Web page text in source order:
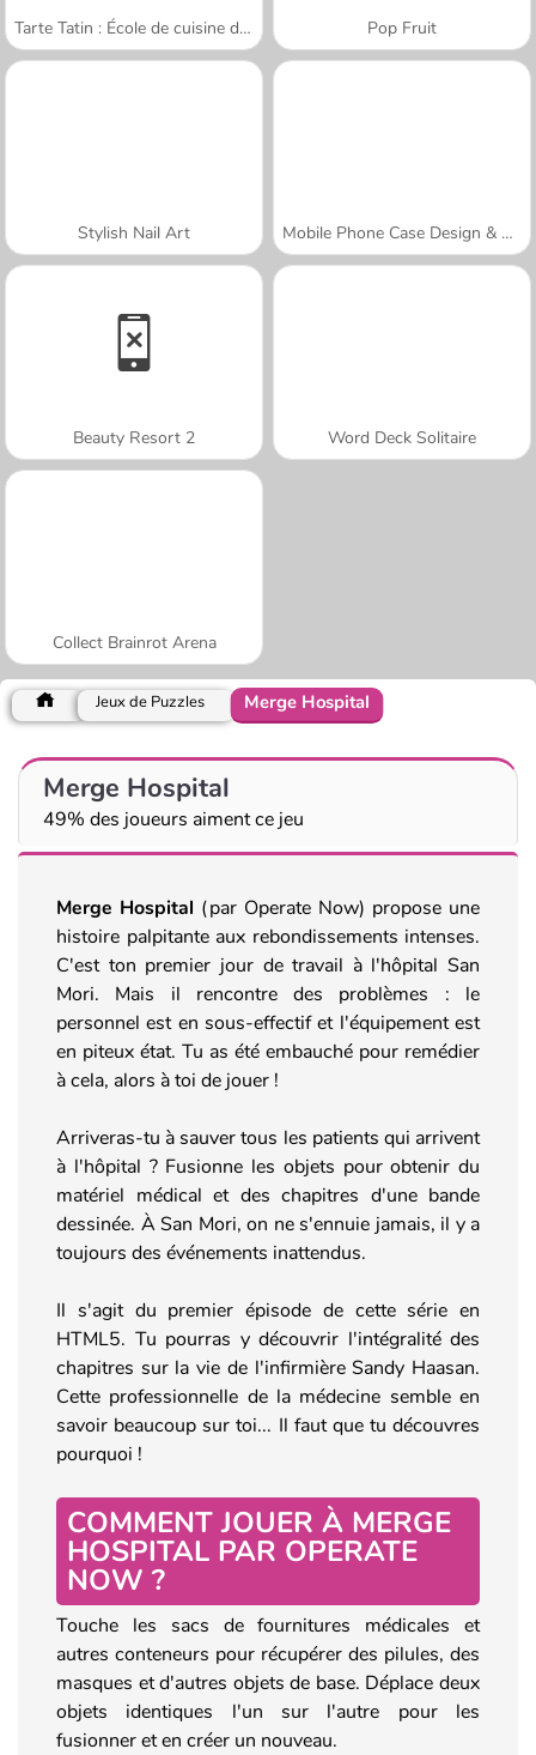
Tarte Tatin : École de cuisine de Sara Pop Fruit
Stylish Nail Art Mobile Phone Case Design & DIY
Beauty Resort 2 Word Deck Solitaire
Collect Brainrot Arena
Jeux de Puzzles Merge Hospital
Merge Hospital
49% des joueurs aiment ce jeu
Merge Hospital (par Operate Now) propose une
histoire palpitante aux rebondissements intenses.
C'est ton premier jour de travail à l'hôpital San
Mori. Mais il rencontre des problèmes : le
personnel est en sous-effectif et l'équipement est
en piteux état. Tu as été embauché pour remédier
à cela, alors à toi de jouer !
Arriveras-tu à sauver tous les patients qui arrivent
à l'hôpital ? Fusionne les objets pour obtenir du
matériel médical et des chapitres d'une bande
dessinée. À San Mori, on ne s'ennuie jamais, il y a
toujours des événements inattendus.
Il s'agit du premier épisode de cette série en
HTML5. Tu pourras y découvrir l'intégralité des
chapitres sur la vie de l'infirmière Sandy Haasan.
Cette professionnelle de la médecine semble en
savoir beaucoup sur toi... Il faut que tu découvres
pourquoi !
COMMENT JOUER À MERGE
HOSPITAL PAR OPERATE
NOW ?
Touche les sacs de fournitures médicales et
autres conteneurs pour récupérer des pilules, des
masques et d'autres objets de base. Déplace deux
objets identiques l'un sur l'autre pour les
fusionner et en créer un nouveau.